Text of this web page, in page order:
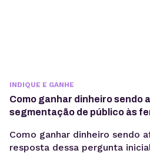
INDIQUE E GANHE
Como ganhar dinheiro sendo
segmentação de público às
Como ganhar dinheiro sendo
resposta dessa pergunta